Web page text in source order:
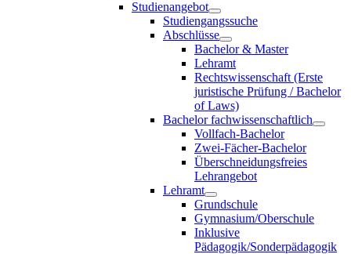
Studienangebot
Studiengangssuche
Abschlüsse
Bachelor & Master
Lehramt
Rechtswissenschaft (Erste
juristische Prüfung / Bachelor
of Laws)
Bachelor fachwissenschaftlich
Vollfach-Bachelor
Zwei-Fächer-Bachelor
Überschneidungsfreies
Lehrangebot
Lehramt
Grundschule
Gymnasium/Oberschule
Inklusive
Pädagogik/Sonderpädagogik